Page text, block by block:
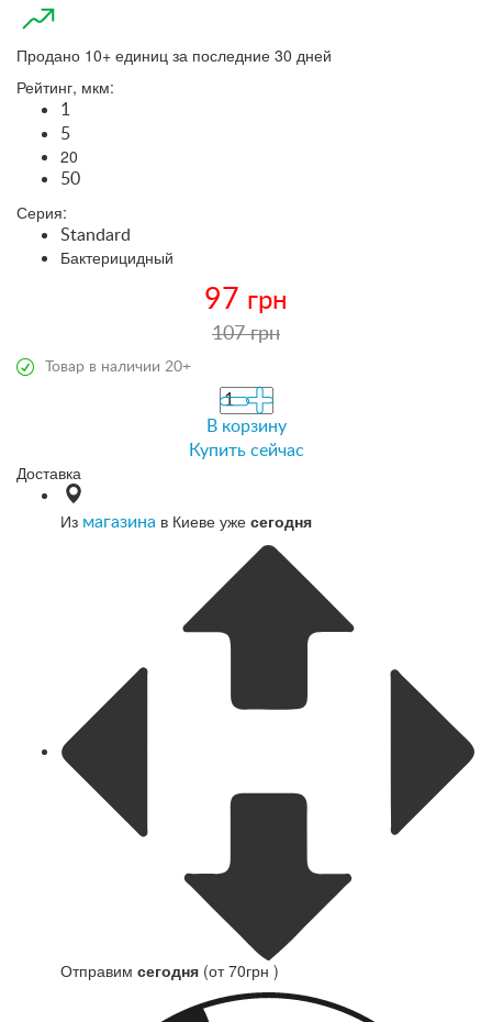
Продано 10+ единиц за последние 30 дней
Рейтинг, мкм:
1
5
20
50
Серия:
Standard
Бактерицидный
97 грн
107 грн
Товар в наличии 20+
В корзину
Купить сейчас
Доставка
Из магазина в Киеве уже сегодня
Отправим сегодня (от 70грн )